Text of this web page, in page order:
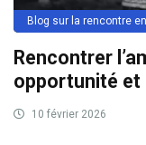
Blog sur la rencontre
Rencontrer
opportunité et
10 février 2026